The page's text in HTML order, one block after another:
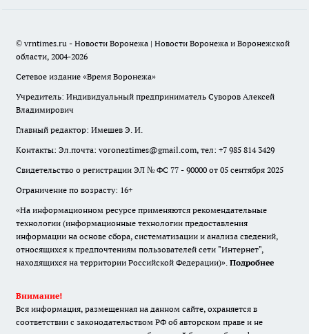
© vrntimes.ru - Новости Воронежа | Новости Воронежа и Воронежской
области, 2004-2026
Сетевое издание «Время Воронежа»
Учредитель: Индивидуальный предприниматель Суворов Алексей
Владимирович
Главный редактор: Имешев Э. И.
Контакты: Эл.почта: voroneztimes@gmail.com, тел: +7 985 814 3429
Свидетельство о регистрации ЭЛ № ФС 77 - 90000 от 05 сентября 2025
Ограничение по возрасту: 16+
«На информационном ресурсе применяются рекомендательные
технологии (информационные технологии предоставления
информации на основе сбора, систематизации и анализа сведений,
относящихся к предпочтениям пользователей сети "Интернет",
находящихся на территории Российской Федерации)». Подробнее
Внимание!
Вся информация, размещенная на данном сайте, охраняется в
соответствии с законодательством РФ об авторском праве и не